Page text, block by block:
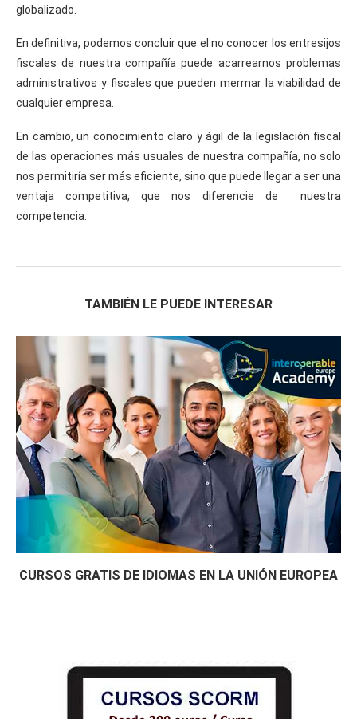
globalizado.
En definitiva, podemos concluir que el no conocer los entresijos
fiscales de nuestra compañía puede acarrearnos problemas
administrativos y fiscales que pueden mermar la viabilidad de
cualquier empresa.
En cambio, un conocimiento claro y ágil de la legislación fiscal
de las operaciones más usuales de nuestra compañía, no solo
nos permitiría ser más eficiente, sino que puede llegar a ser una
ventaja competitiva, que nos diferencie de nuestra
competencia.
TAMBIÉN LE PUEDE INTERESAR
CURSOS GRATIS DE IDIOMAS EN LA UNIÓN EUROPEA